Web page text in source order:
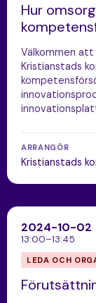
Hur
Välkommen att
Kristianstads
ARRANGÖR
Kristianstads
2024-10-02
13:00–13:45
LEDA OCH